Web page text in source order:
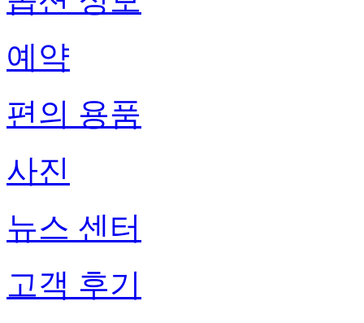
예약
편의 용품
사진
뉴스 센터
고객 후기